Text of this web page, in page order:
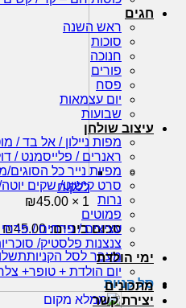
ללקוח
1 ×
₪45.00
סכום ביניים:
₪45.00
מעבר לסל הקניות
סל קניות
חגים
ראש השנה
סוכות
חנוכה
פורים
פסח
יום עצמאות
שבועות
עיצוב שולחן
מפות ניילון / אל בד /
ראנרים / פלייסמנט /
מפיות נייר כל
סרט קישוט/ שקים יוטה/
נרות
פמוטים
עציצים / פרחים / פרחי
צנצנות פלסטיק/
ימי הולדת
יום הולדת + טופר+
מתכונים
יצירת קשר